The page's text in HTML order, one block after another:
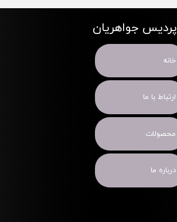
پردیس جواهریان
خانه
ارتباط با ما
محصولات
درباره ما